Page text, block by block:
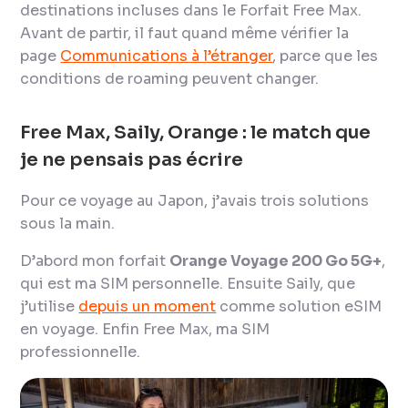
destinations incluses dans le Forfait Free Max.
Avant de partir, il faut quand même vérifier la
page Communications à l’étranger, parce que les
conditions de roaming peuvent changer.
Free Max, Saily, Orange : le match que
je ne pensais pas écrire
Pour ce voyage au Japon, j’avais trois solutions
sous la main.
D’abord mon forfait Orange Voyage 200 Go 5G+,
qui est ma SIM personnelle. Ensuite Saily, que
j’utilise depuis un moment comme solution eSIM
en voyage. Enfin Free Max, ma SIM
professionnelle.